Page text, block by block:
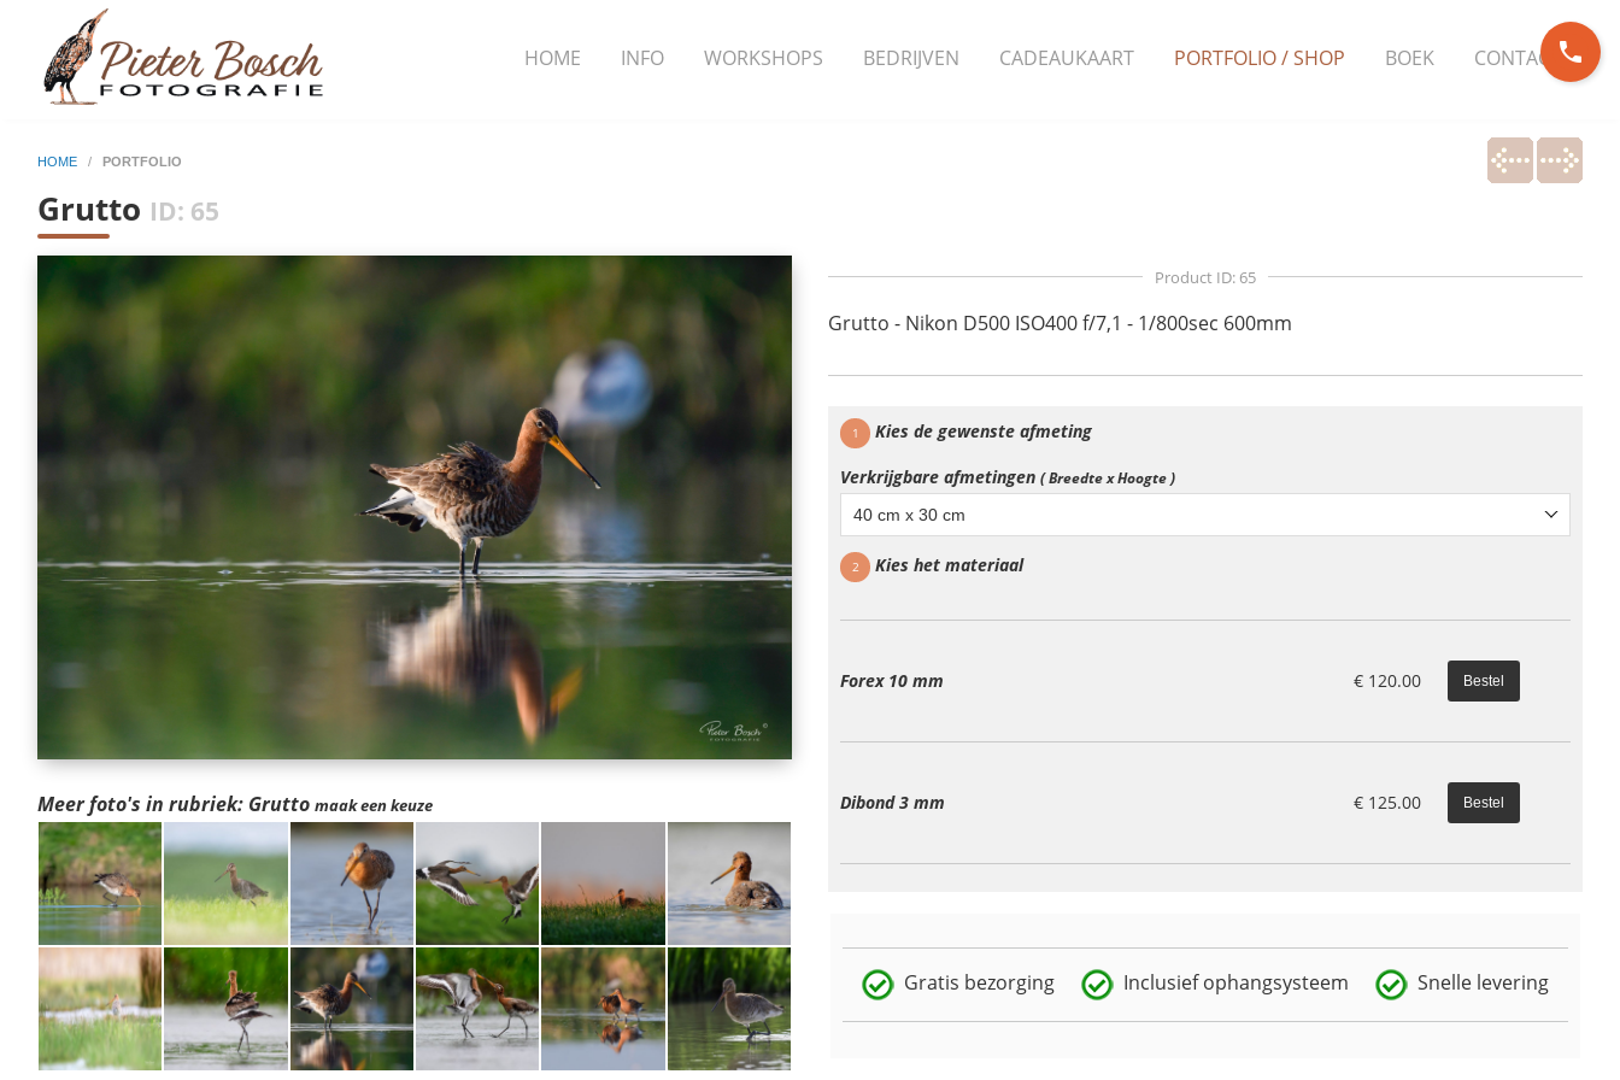
phone
HOME INFO WORKSHOPS BEDRIJVEN CADEAUKAART PORTFOLIO / SHOP BOEK CONTACT
HOME / PORTFOLIO
Grutto ID: 65
Meer foto's in rubriek: Grutto maak een keuze
Product ID: 65
Grutto - Nikon D500 ISO400 f/7,1 - 1/800sec 600mm
1
Kies de gewenste afmeting
Verkrijgbare afmetingen ( Breedte x Hoogte )
40 cm x 30 cm
2 Kies het materiaal
Forex 10 mm € 120.00
Dibond 3 mm € 125.00
Gratis bezorging Inclusief ophangsysteem Snelle levering